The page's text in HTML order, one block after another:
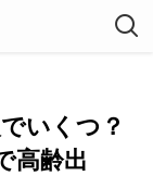
いくつ？
高齢出